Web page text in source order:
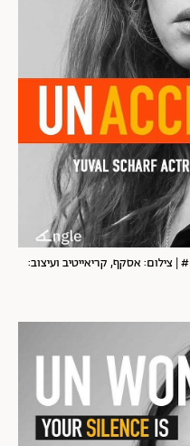
יובל שרף בקמפיין MeTooUNlessURaJew# | צילום: אסקף, קריאייטיב ועיצוב: